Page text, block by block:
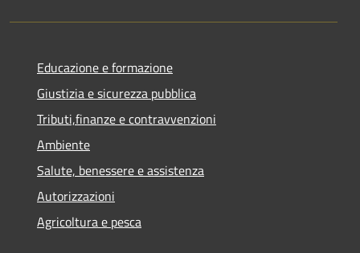
Educazione e formazione
Giustizia e sicurezza pubblica
Tributi,finanze e contravvenzioni
Ambiente
Salute, benessere e assistenza
Autorizzazioni
Agricoltura e pesca